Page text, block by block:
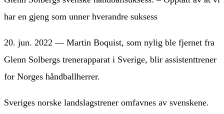
har en gjeng som unner hverandre suksess
20. jun. 2022 — Martin Boquist, som nylig ble fjernet fra
Glenn Solbergs trenerapparat i Sverige, blir assistenttrener
for Norges håndballherrer.
Sveriges norske landslagstrener omfavnes av svenskene.